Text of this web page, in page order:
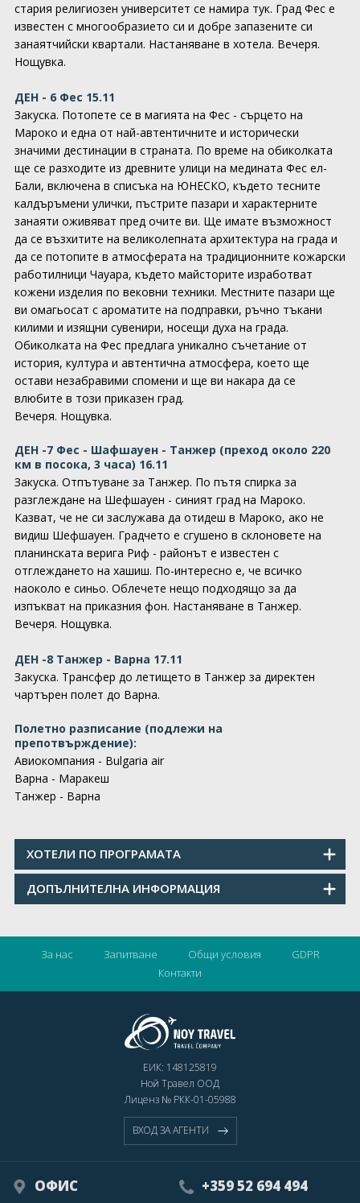
стария религиозен университет се намира тук. Град Фес е
известен с многообразието си и добре запазените си
занаятчийски квартали. Настаняване в хотела. Вечеря.
Нощувка.
ДЕН - 6 Фес 15.11
Закуска. Потопете се в магията на Фес - сърцето на
Мароко и една от най-автентичните и исторически
значими дестинации в страната. По време на обиколката
ще се разходите из древните улици на медината Фес ел-
Бали, включена в списъка на ЮНЕСКО, където тесните
калдъръмени улички, пъстрите пазари и характерните
занаяти оживяват пред очите ви. Ще имате възможност
да се възхитите на великолепната архитектура на града и
да се потопите в атмосферата на традиционните кожарски
работилници Чауара, където майсторите изработват
кожени изделия по вековни техники. Местните пазари ще
ви омагьосат с ароматите на подправки, ръчно тъкани
килими и изящни сувенири, носещи духа на града.
Обиколката на Фес предлага уникално съчетание от
история, култура и автентична атмосфера, което ще
остави незабравими спомени и ще ви накара да се
влюбите в този приказен град.
Вечеря. Нощувка.
ДЕН -7 Фес - Шафшауен - Танжер (преход около 220
км в посока, 3 часа) 16.11
Закуска. Отпътуване за Танжер. По пътя спирка за
разглеждане на Шефшауен - синият град на Мароко.
Казват, че не си заслужава да отидеш в Мароко, ако не
видиш Шефшауен. Градчето е сгушено в склоновете на
планинската верига Риф - районът е известен с
отглеждането на хашиш. По-интересно е, че всичко
наоколо е синьо. Облечете нещо подходящо за да
изпъкват на приказния фон. Настаняване в Танжер.
Вечеря. Нощувка.
ДЕН -8 Танжер - Варна 17.11
Закуска. Трансфер до летището в Танжер за директен
чартърен полет до Варна.
Полетно разписание (подлежи на
прeпотвърждение):
Авиокомпания - Bulgaria air
Варна - Маракеш
Танжер - Варна
ХОТЕЛИ ПО ПРОГРАМАТА
ДОПЪЛНИТЕЛНА ИНФОРМАЦИЯ
За нас Запитване Общи условия
GDPR
Контакти
ЕИК: 148125819
Ной Травел ООД
Лиценз № РКК-01-05988
ВХОД ЗА АГЕНТИ
ОФИС +359 52 694 494